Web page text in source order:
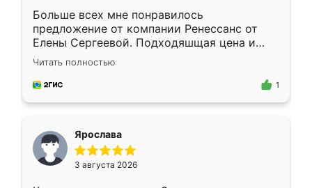
Больше всех мне понравилось
предложение от компании Ренессанс от
Елены Сергеевой. Подходяшщая цена и
короткие сроки изготовления. Приехавший
для замера сотрудник Владислав
предложил по моему эскизу самый
Читать полностью
1
Ярослава
3 августа 2026